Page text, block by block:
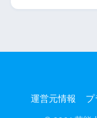
運営元情報 プ